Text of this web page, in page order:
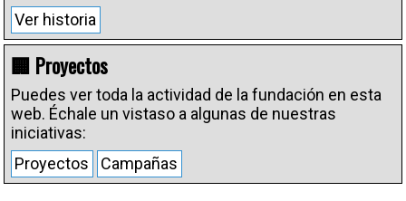
Ver historia
🏢 Proyectos
Puedes ver toda la actividad de la fundación en esta
web. Échale un vistaso a algunas de nuestras
iniciativas:
Proyectos
Campañas